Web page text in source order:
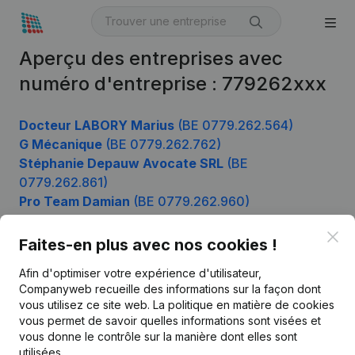
Aperçu des entreprises avec
numéro d'entreprise : 779262xxx
Docteur LABORY Marius (BE 0779.262.564)
G Mécanique (BE 0779.262.762)
Stéphanie Depauw Avocate SRL (BE
0779.262.861)
Pro Team Damian (BE 0779.262.960)
Faites-en plus avec nos cookies !
Afin d'optimiser votre expérience d'utilisateur,
Companyweb recueille des informations sur la façon dont
vous utilisez ce site web. La politique en matière de cookies
vous permet de savoir quelles informations sont visées et
vous donne le contrôle sur la manière dont elles sont
utilisées.
Français
Informations d’entreprise
Monitoring